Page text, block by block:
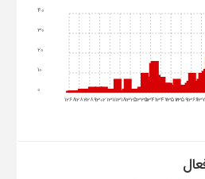
1268128212891302131113181325133513411347135313591366
0
10
20
30
40